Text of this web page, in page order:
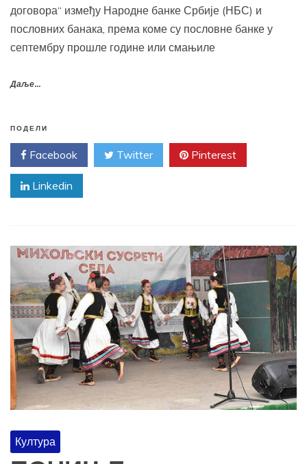
договора“ између Народне банке Србије (НБС) и
пословних банака, према коме су пословне банке у
септембру прошле године или смањиле
Даље...
ПОДЕЛИ
Facebook Twitter Pinterest
Linkedin
Култура